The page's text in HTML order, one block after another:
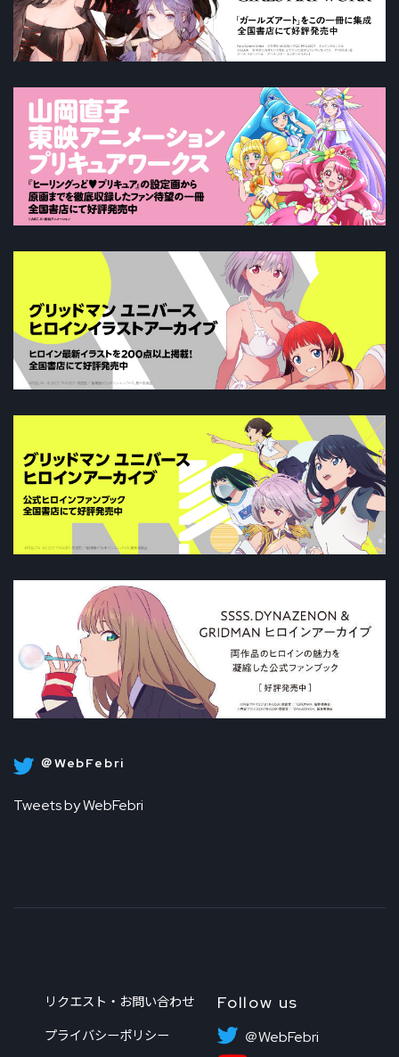
＠WebFebri
Tweets by WebFebri
リクエスト・お問い合わせ
プライバシーポリシー
Follow us
＠WebFebri